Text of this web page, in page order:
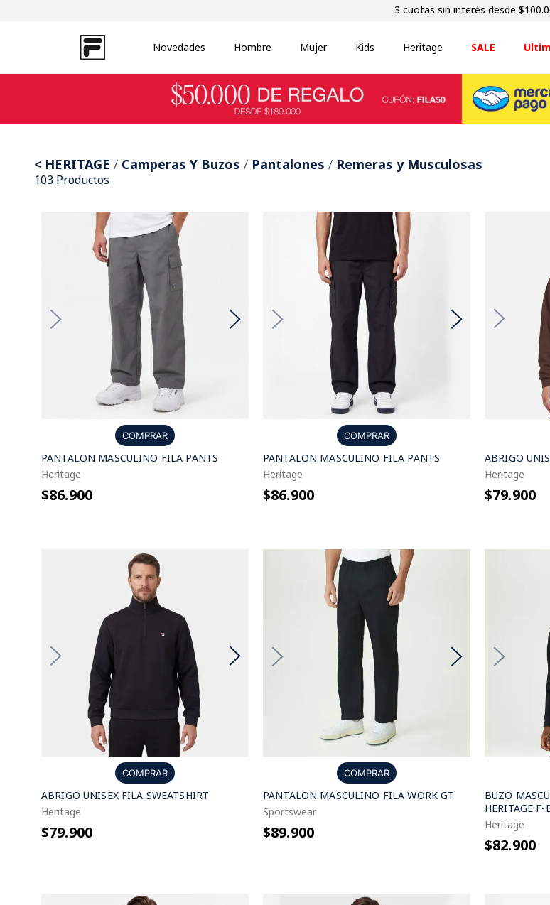
3 cuotas sin interés desde
Novedades Hombre Mujer Kids Heritage SALE
HERITAGE Camperas Y Buzos Pantalones Remeras y Musculosas
103 Productos
COMPRAR
PANTALON MASCULINO FILA PANTS
Heritage
$86.900
COMPRAR
PANTALON MASCULINO FILA PANTS
Heritage
$86.900
ABRIGO
Heritage
$79.900
COMPRAR
ABRIGO UNISEX FILA SWEATSHIRT
Heritage
$79.900
COMPRAR
PANTALON MASCULINO FILA WORK GT
Sportswear
$89.900
BUZO
HERITAGE F-
Heritage
$82.900
uproot
disruptor
ojotas